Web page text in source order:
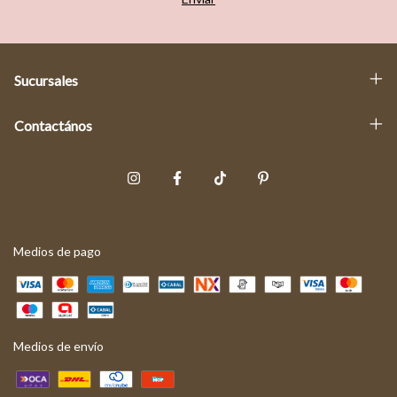
Sucursales
Contactános
Medios de pago
Medios de envío